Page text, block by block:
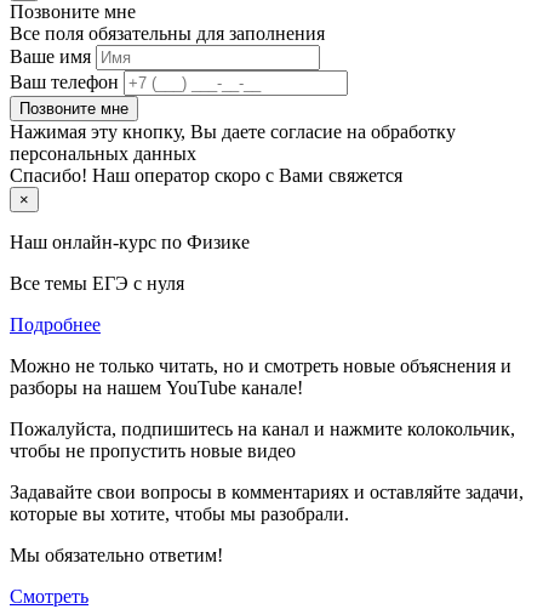
Позвоните мне
Все поля обязательны для заполнения
Ваше имя
Ваш телефон
Позвоните мне
Нажимая эту кнопку, Вы даете согласие на обработку
персональных данных
Спасибо! Наш оператор скоро с Вами свяжется
×
Наш онлайн-курс по Физике
Все темы ЕГЭ с нуля
Подробнее
Можно не только читать, но и смотреть новые объяснения и
разборы на нашем YouTube канале!
Пожалуйста, подпишитесь на канал и нажмите колокольчик,
чтобы не пропустить новые видео
Задавайте свои вопросы в комментариях и оставляйте задачи,
которые вы хотите, чтобы мы разобрали.
Мы обязательно ответим!
Смотреть